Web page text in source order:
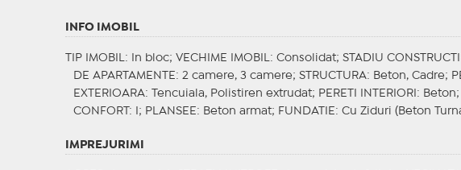
INFO IMOBIL
TIP IMOBIL : In bloc; VECHIME IMOBIL : Consolidat; STADIU
DE APARTAMENTE : 2 camere, 3 camere; STRUCTURA: Beton, Cadre;
EXTERIOARA: Tencuiala, Polistiren extrudat; PERETI INTERIORI : Beton;
CONFORT
: I; PLANSEE : Beton armat; FUNDATIE : Cu Ziduri (Beton
IMPREJURIMI